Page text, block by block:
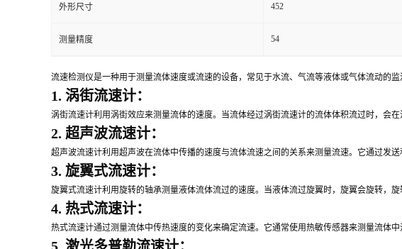
外形尺寸 452
测量精度 54
流速检测仪是一种用于测量流体速度或流速的设备，常见于水流、气流等液体或气体流动的
1. 涡街流速计：
涡街流速计利用涡街效应来测量流体的速度。当流体经过涡街流速计的流体体积流过时，会
2. 超声波流速计：
超声波流速计利用超声波在流体中传播的速度与流体流速之间的关系来测量流速。它通过发
3. 旋翼式流速计：
旋翼式流速计利用旋转的轴承测量液体流体流过的速度。当液体流过旋翼时，旋翼会旋转，旋
4. 热式流速计：
热式流速计通过测量流体中传热速度的变化来确定流速。它通常使用热敏传感器来测量流体中